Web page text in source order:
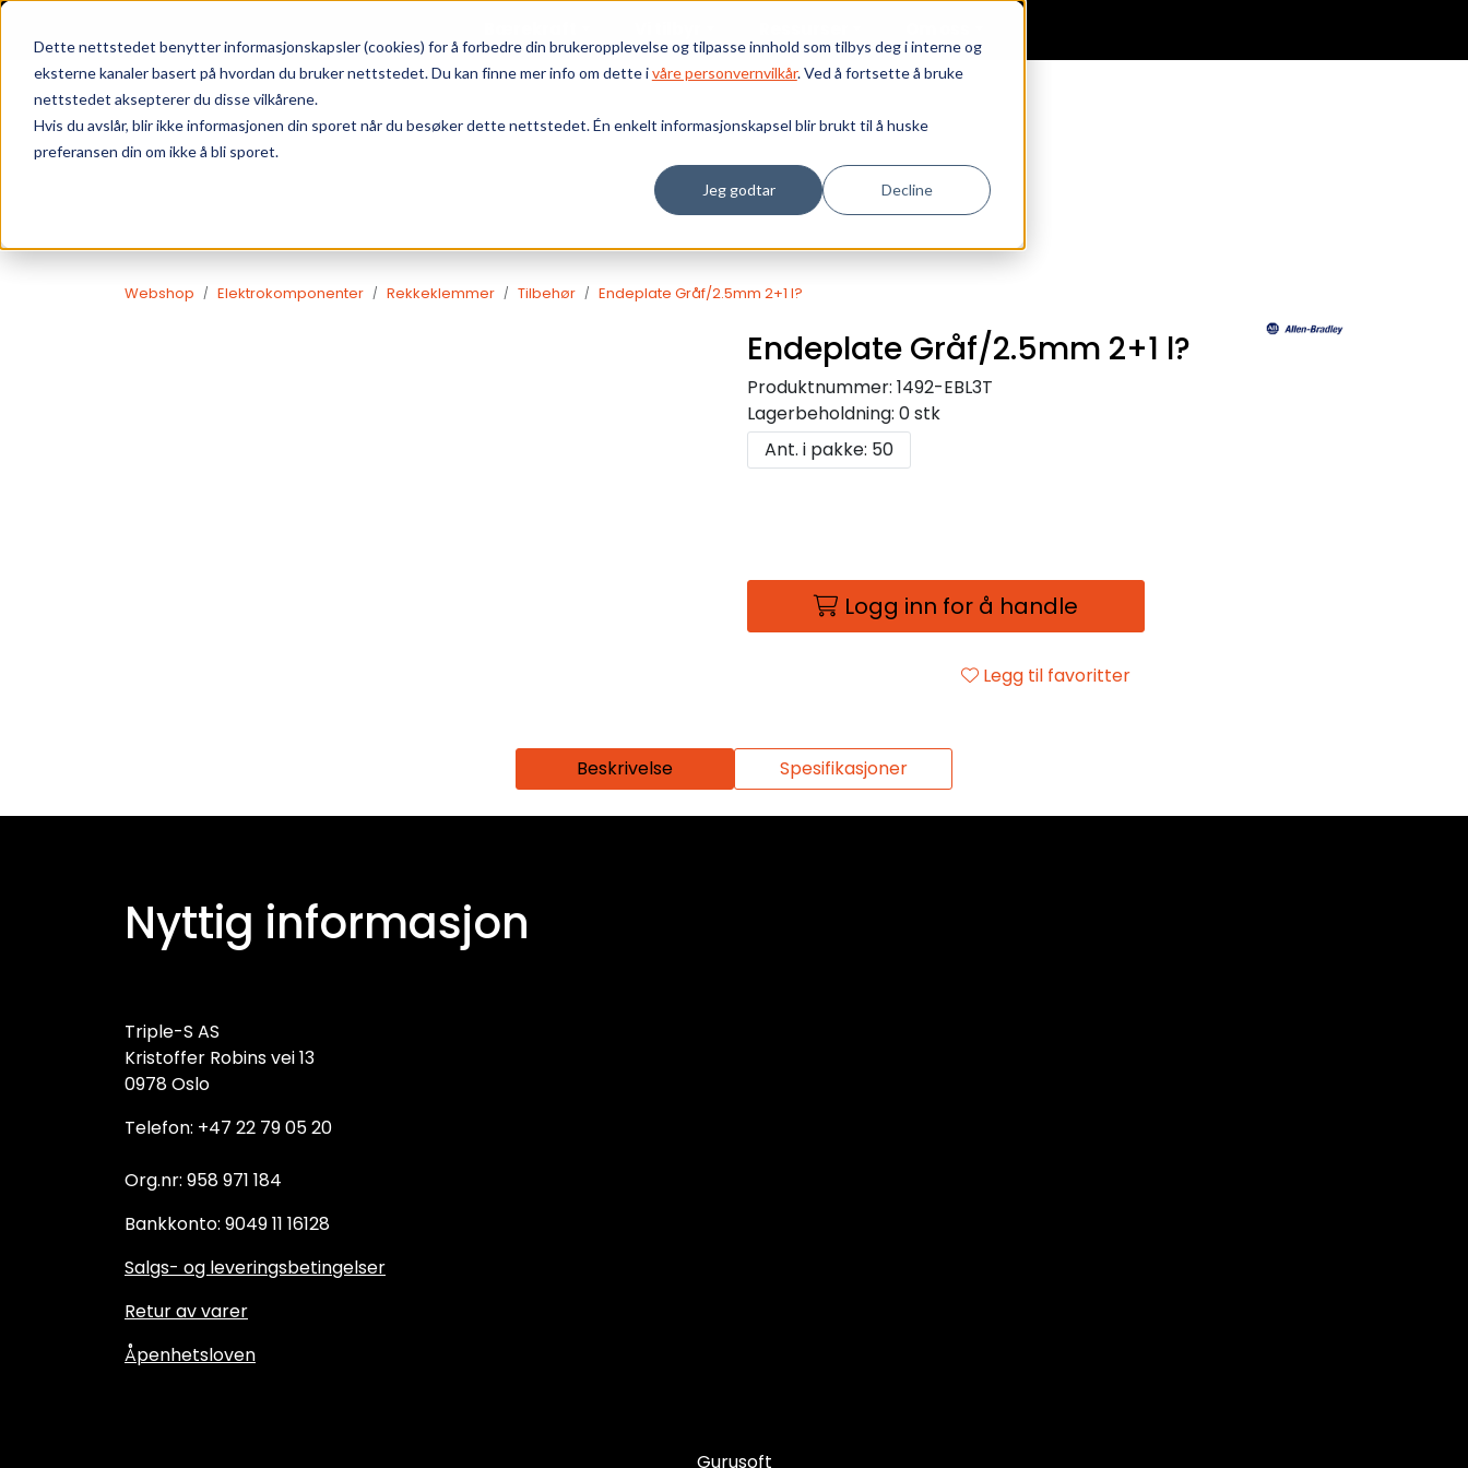
Dette nettstedet benytter informasjonskapsler (cookies) for å forbedre din brukeropplevelse og tilpasse innhold som tilbys deg i interne og
eksterne kanaler basert på hvordan du bruker nettstedet. Du kan finne mer info om dette ivåre personvernvilkår. Ved å fortsette å bruke
nettstedet aksepterer du disse vilkårene.
Hvis du avslår, blir ikke informasjonen din sporet når du besøker dette nettstedet. Én enkelt informasjonskapsel blir brukt til å huske
preferansen din om ikke å bli sporet.
Jeg godtar Decline
Skip to main content
Webshop Elektrokomponenter Rekkeklemmer Tilbehør Endeplate Gråf/2.5mm 2+1 l?
Endeplate Gråf/2.5mm 2+1 l?
Produktnummer: 1492-EBL3T
Lagerbeholdning: 0 stk
Ant. i pakke: 50
Logg inn for å handle
Legg til favoritter
Beskrivelse Spesifikasjoner
Nyttig informasjon
Triple-S AS
Kristoffer Robins vei 13
0978 Oslo
Telefon: +47 22 79 05 20
Org.nr: 958 971 184
Bankkonto: 9049 11 16128
Salgs- og leveringsbetingelser
Retur av varer
Åpenhetsloven
Gurusoft